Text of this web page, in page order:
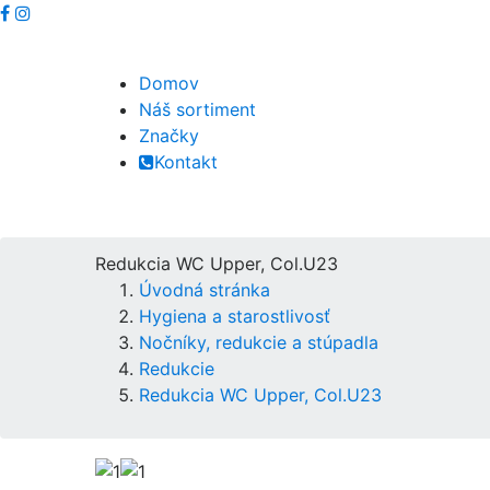
Domov
Náš sortiment
Značky
Kontakt
Redukcia WC Upper, Col.U23
Úvodná stránka
Hygiena a starostlivosť
Nočníky, redukcie a stúpadla
Redukcie
Redukcia WC Upper, Col.U23